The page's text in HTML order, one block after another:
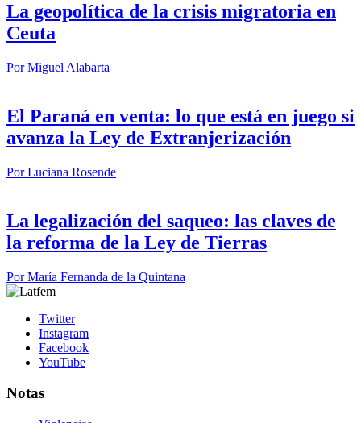
La geopolítica de la crisis migratoria en
Ceuta
PorMiguel Alabarta
El Paraná en venta: lo que está en juego si
avanza la Ley de Extranjerización
PorLuciana Rosende
La legalización del saqueo: las claves de
la reforma de la Ley de Tierras
PorMaría Fernanda de la Quintana
Twitter
Instagram
Facebook
YouTube
Notas